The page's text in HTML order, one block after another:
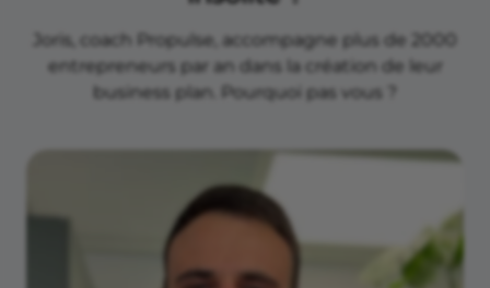
Joris, coach Propulse, accompagne plus de 2000
entrepreneurs par an dans la création de leur
business plan. Pourquoi pas vous ?